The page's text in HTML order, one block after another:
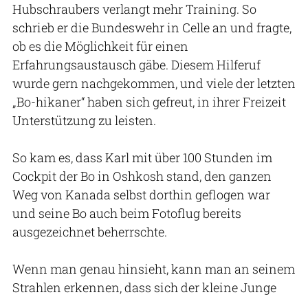
Hubschraubers verlangt mehr Training. So
schrieb er die Bundeswehr in Celle an und fragte,
ob es die Möglichkeit für einen
Erfahrungsaustausch gäbe. Diesem Hilferuf
wurde gern nachgekommen, und viele der letzten
„Bo-hikaner“ haben sich gefreut, in ihrer Freizeit
Unterstützung zu leisten.
So kam es, dass Karl mit über 100 Stunden im
Cockpit der Bo in Oshkosh stand, den ganzen
Weg von Kanada selbst dorthin geflogen war
und seine Bo auch beim Fotoflug bereits
ausgezeichnet beherrschte.
Wenn man genau hinsieht, kann man an seinem
Strahlen erkennen, dass sich der kleine Junge